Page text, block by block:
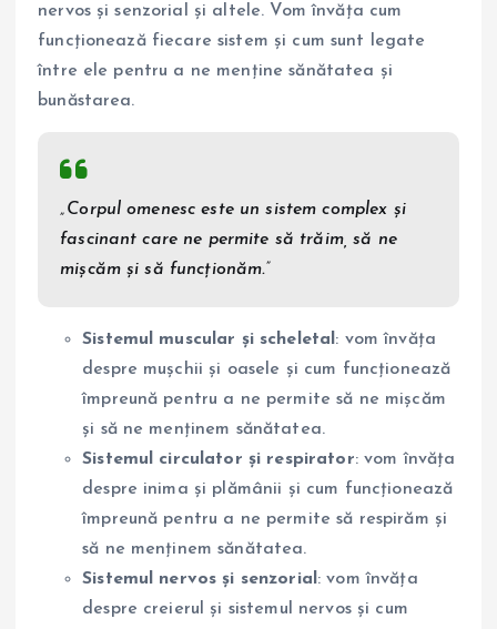
nervos și senzorial și altele. Vom învăța cum
funcționează fiecare sistem și cum sunt legate
între ele pentru a ne menține sănătatea și
bunăstarea.
„Corpul omenesc este un sistem complex și
fascinant care ne permite să trăim, să ne
mișcăm și să funcționăm.”
Sistemul muscular și scheletal : vom învăța
despre mușchii și oasele și cum funcționează
împreună pentru a ne permite să ne mișcăm
și să ne menținem sănătatea.
Sistemul circulator și respirator: vom învăța
despre inima și plămânii și cum funcționează
împreună pentru a ne permite să respirăm și
să ne menținem sănătatea.
Sistemul nervos și senzorial : vom învăța
despre creierul și sistemul nervos și cum